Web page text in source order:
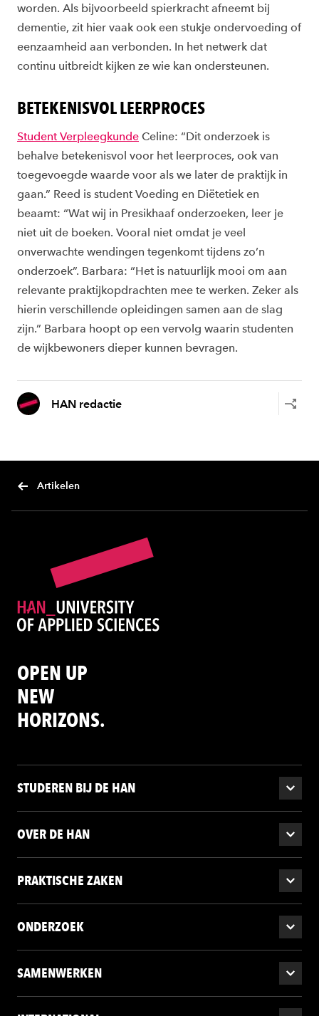
worden. Als bijvoorbeeld spierkracht afneemt bij
dementie, zit hier vaak ook een stukje ondervoeding of
eenzaamheid aan verbonden. In het netwerk dat
continu uitbreidt kijken ze wie kan ondersteunen.
BETEKENISVOL LEERPROCES
Student Verpleegkunde Celine: “Dit onderzoek is
behalve betekenisvol voor het leerproces, ook van
toegevoegde waarde voor als we later de praktijk in
gaan.” Reed is student Voeding en Diëtetiek en
beaamt: “Wat wij in Presikhaaf onderzoeken, leer je
niet uit de boeken. Vooral niet omdat je veel
onverwachte wendingen tegenkomt tijdens zo’n
onderzoek”. Barbara: “Het is natuurlijk mooi om aan
relevante praktijkopdrachten mee te werken. Zeker als
hierin verschillende opleidingen samen aan de slag
zijn.” Barbara hoopt op een vervolg waarin studenten
de wijkbewoners dieper kunnen bevragen.
HAN redactie
Artikelen
OPEN UP
NEW
HORIZONS.
STUDEREN BIJ DE HAN
OVER DE HAN
PRAKTISCHE ZAKEN
ONDERZOEK
SAMENWERKEN